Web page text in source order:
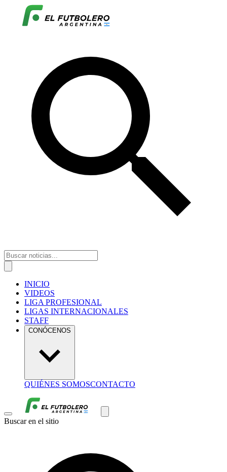
INICIO
VIDEOS
LIGA PROFESIONAL
LIGAS INTERNACIONALES
STAFF
CONÓCENOS
QUIÉNES SOMOSCONTACTO
Buscar en el sitio